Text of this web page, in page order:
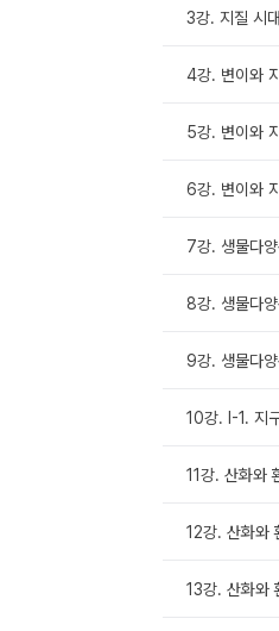
3강. 지질 시
4강. 변이와
5강. 변이와
6강. 변이와
7강. 생물다
8강. 생물다
9강. 생물다
10강. Ⅰ-1. 지
11강. 산화와
12강. 산화와
13강. 산화와